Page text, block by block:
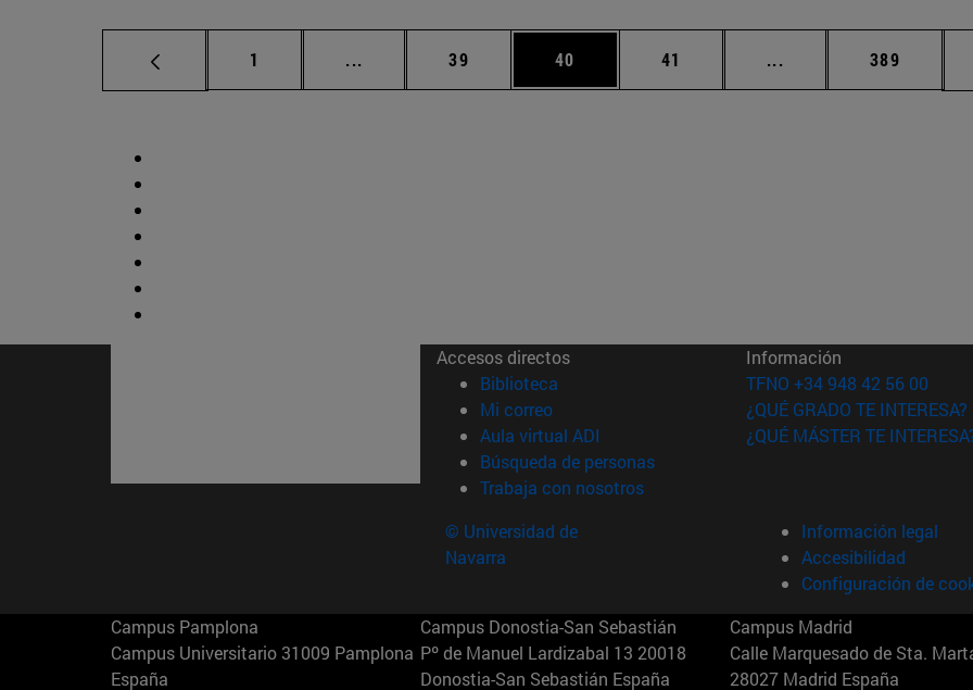
Página
1 ... Páginas intermedias Use TAB para desplazarse.
Página
39 Página
40 Página
41 ... Páginas intermedias
Página
389
Accesos directos
Biblioteca (abre en nueva ventana)
Mi correo(abre en nueva ventana)
Aula virtual ADI (abre en nueva ventana)
Búsqueda de personas(abre en nueva ventana)
Trabaja con nosotros(abre en nueva ventana)
Información
TFNO +34 948 42 56 00
¿QUÉ GRADO TE INTERESA?
¿QUÉ MÁSTER TE
© Universidad de
Navarra
Información legal
Accesibilidad
Configuración de
Campus Pamplona
Campus Universitario 31009 Pamplona
España
Campus Donostia-San Sebastián
Pº de Manuel Lardizabal 13 20018
Donostia-San Sebastián España
Campus Madrid
Calle Marquesado de Sta.
28027 Madrid España